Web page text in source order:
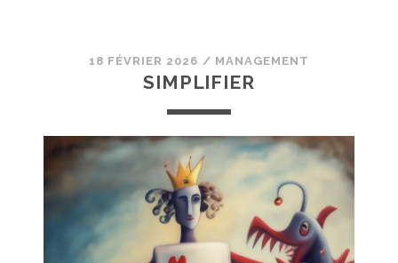
18 FÉVRIER 2026 / MANAGEMENT
SIMPLIFIER